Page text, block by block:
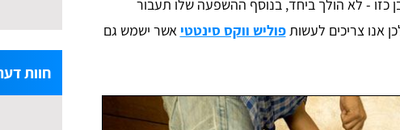
כזו - לא הולך ביחד, בנוסף ההשפעה שלו תעבור
אנו צריכים לעשותפוליש ווקס סינטטי אשר ישמש גם
חוות